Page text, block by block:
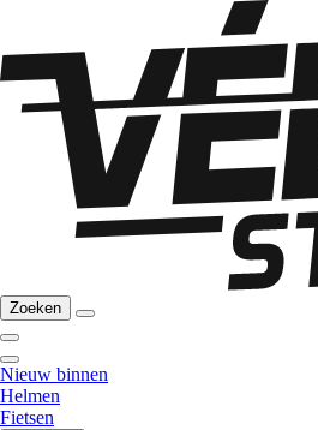
Zoeken
Nieuw binnen
Helmen
Fietsen